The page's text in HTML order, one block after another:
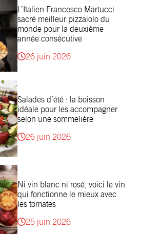
L’Italien Francesco Martucci
sacré meilleur pizzaiolo du
monde pour la deuxième
année consécutive
26 juin 2026
Salades d’été : la boisson
idéale pour les accompagner
selon une sommelière
26 juin 2026
Ni vin blanc ni rosé, voici le vin
qui fonctionne le mieux avec
les tomates
25 juin 2026